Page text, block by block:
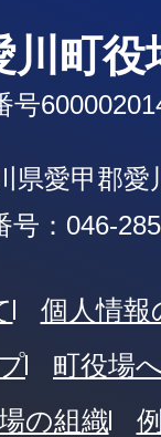
川町役
号
県愛甲郡愛
号：046-
個人情
町役場
の組織